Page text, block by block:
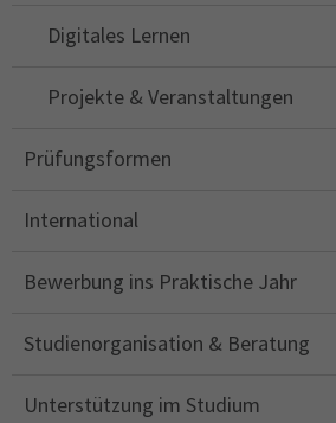
Digitales Lernen
Projekte & Veranstaltungen
Prüfungsformen
International
Bewerbung ins Praktische Jahr
Studienorganisation & Beratung
Unterstützung im Studium